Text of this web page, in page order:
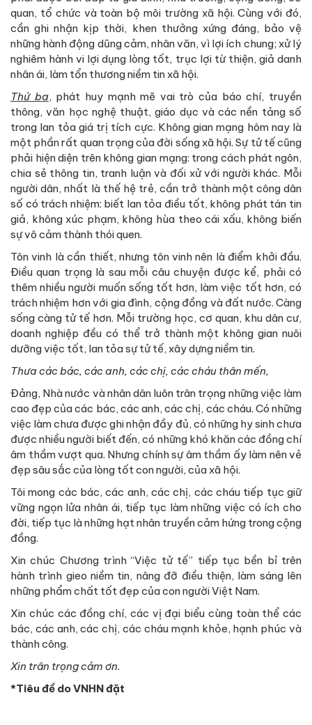
quan, tổ chức và toàn bộ môi trường xã hội. Cùng với đó,
cần ghi nhận kịp thời, khen thưởng xứng đáng, bảo vệ
những hành động dũng cảm, nhân văn, vì lợi ích chung; xử lý
nghiêm hành vi lợi dụng lòng tốt, trục lợi từ thiện, giả danh
nhân ái, làm tổn thương niềm tin xã hội.
Thứ ba, phát huy mạnh mẽ vai trò của báo chí, truyền
thông, văn học nghệ thuật, giáo dục và các nền tảng số
trong lan tỏa giá trị tích cực. Không gian mạng hôm nay là
một phần rất quan trọng của đời sống xã hội. Sự tử tế cũng
phải hiện diện trên không gian mạng: trong cách phát ngôn,
chia sẻ thông tin, tranh luận và đối xử với người khác. Mỗi
người dân, nhất là thế hệ trẻ, cần trở thành một công dân
số có trách nhiệm: biết lan tỏa điều tốt, không phát tán tin
giả, không xúc phạm, không hùa theo cái xấu, không biến
sự vô cảm thành thói quen.
Tôn vinh là cần thiết, nhưng tôn vinh nên là điểm khởi đầu.
Điều quan trọng là sau mỗi câu chuyện được kể, phải có
thêm nhiều người muốn sống tốt hơn, làm việc tốt hơn, có
trách nhiệm hơn với gia đình, cộng đồng và đất nước. Càng
sống càng tử tế hơn. Mỗi trường học, cơ quan, khu dân cư,
doanh nghiệp đều có thể trở thành một không gian nuôi
dưỡng việc tốt, lan tỏa sự tử tế, xây dựng niềm tin.
Thưa các bác, các anh, các chị, các cháu thân mến,
Đảng, Nhà nước và nhân dân luôn trân trọng những việc làm
cao đẹp của các bác, các anh, các chị, các cháu. Có những
việc làm chưa được ghi nhận đầy đủ, có những hy sinh chưa
được nhiều người biết đến, có những khó khăn các đồng chí
âm thầm vượt qua. Nhưng chính sự âm thầm ấy làm nên vẻ
đẹp sâu sắc của lòng tốt con người, của xã hội.
Tôi mong các bác, các anh, các chị, các cháu tiếp tục giữ
vững ngọn lửa nhân ái, tiếp tục làm những việc có ích cho
đời, tiếp tục là những hạt nhân truyền cảm hứng trong cộng
đồng.
Xin chúc Chương trình “Việc tử tế” tiếp tục bền bỉ trên
hành trình gieo niềm tin, nâng đỡ điều thiện, làm sáng lên
những phẩm chất tốt đẹp của con người Việt Nam.
Xin chúc các đồng chí, các vị đại biểu cùng toàn thể các
bác, các anh, các chị, các cháu mạnh khỏe, hạnh phúc và
thành công.
Xin trân trọng cảm ơn.
*Tiêu đề do VNHN đặt